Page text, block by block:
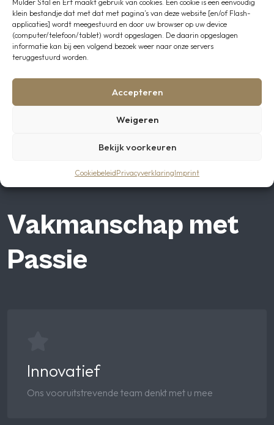
Mulder Stal en Erf maakt gebruik van cookies. Een cookie is een eenvoudig
klein bestandje dat met dat met pagina’s van deze website [en/of Flash-
applicaties] wordt meegestuurd en door uw browser op uw device
(computer/telefoon/tablet) wordt opgeslagen. De daarin opgeslagen
informatie kan bij een volgend bezoek weer naar onze servers
teruggestuurd worden.
Accepteren
Weigeren
Bekijk voorkeuren
CookiebeleidPrivacyverklaringImprint
Zien we u tijdens de Winter
Inspiratiedagen?
Wij heten u van harte welkom op ons nieuwe showterrein in
Staphorst op 29 en 30 december van 13:00 tot 18:00 uur. Tijdens
drankje en inspiratie op te doen voor uw stal en erf.
Wij kijken ernaar uit u te mogen ontvangen tijdens de Winter
Inspiratiedagen bij Mulder Stal en Erf.
Vakmanschap met
Passie
Innovatief
Ons vooruitstrevende team denkt met u mee